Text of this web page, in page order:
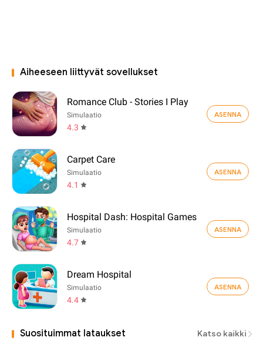
Aiheeseen liittyvät sovellukset
Romance Club - Stories I Play
Simulaatio
4.3
ASENNA
Carpet Care
Simulaatio
4.1
ASENNA
Hospital Dash: Hospital Games
Simulaatio
4.7
ASENNA
Dream Hospital
Simulaatio
4.4
ASENNA
Suosituimmat lataukset Katso kaikki